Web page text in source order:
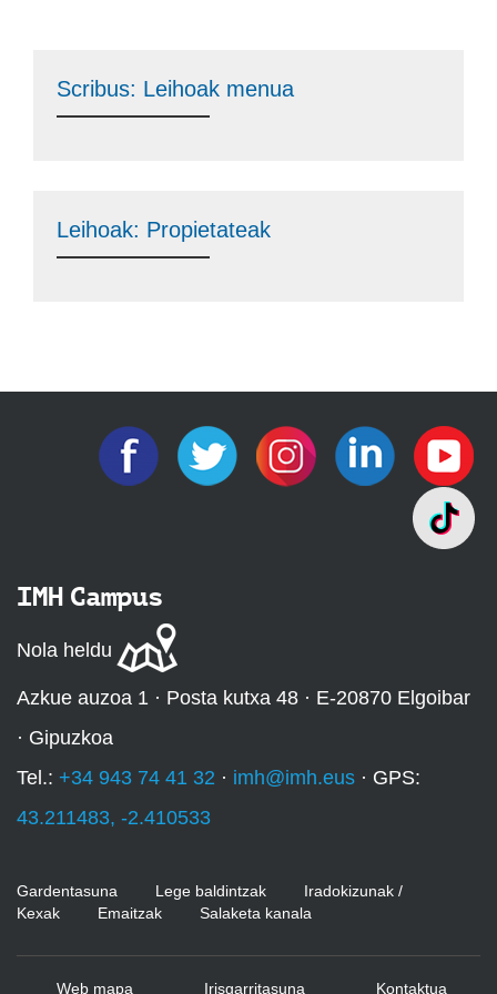
Scribus: Leihoak menua
Leihoak: Propietateak
IMH Campus
Nola heldu
Azkue auzoa 1 · Posta kutxa 48 · E-20870 Elgoibar
· Gipuzkoa
Tel.: +34 943 74 41 32 · imh@imh.eus · GPS:
43.211483, -2.410533
Gardentasuna Lege baldintzak
Iradokizunak /
Kexak
Emaitzak Salaketa kanala
Web mapa Irisgarritasuna Kontaktua